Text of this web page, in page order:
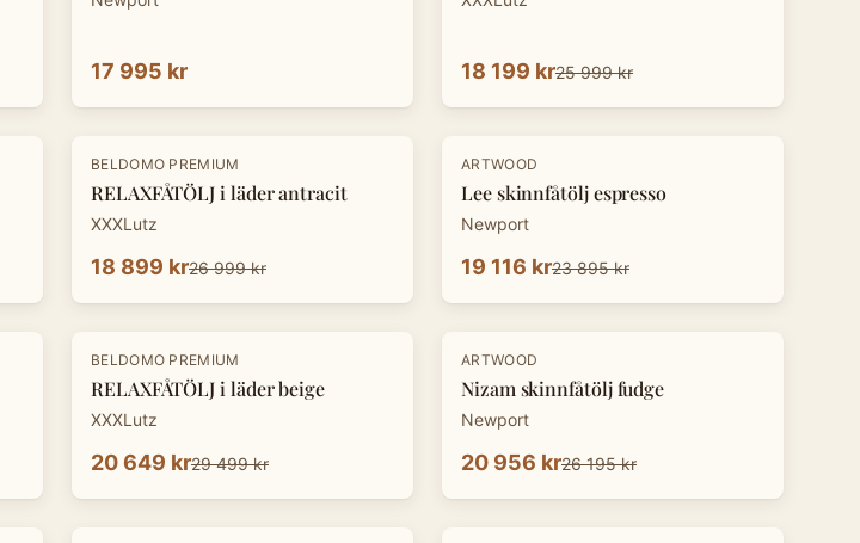
17 995 kr 18 199 kr25 999 kr
-30 %
BELDOMO PREMIUM
RELAXFÅTÖLJ i läder antracit
XXXLutz
18 899 kr26 999 kr
-20%
ARTWOOD
Lee skinnfåtölj espresso
Newport
19 116 kr23 895 kr
-30 %
BELDOMO PREMIUM
RELAXFÅTÖLJ i läder beige
XXXLutz
20 649 kr29 499 kr
-20%
ARTWOOD
Nizam skinnfåtölj fudge
Newport
20 956 kr26 195 kr